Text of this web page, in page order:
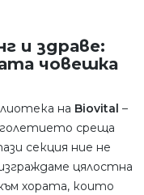
и здраве:
човешка
на Biovital –
среща
секция ние не
цялостна
хората, които